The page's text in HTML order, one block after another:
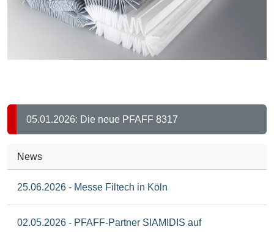
05.01.2026: Die neue PFAFF 8317
News
25.06.2026 - Messe Filtech in Köln
02.05.2026 - PFAFF-Partner SIAMIDIS auf